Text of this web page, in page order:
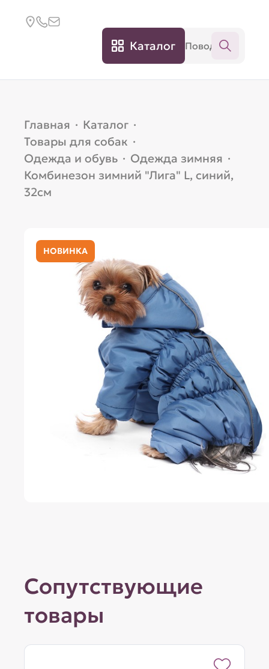
Каталог
Главная · Каталог ·
Товары для собак ·
Одежда и обувь · Одежда зимняя ·
Комбинезон зимний "Лига" L, синий,
32см
НОВИНКА
Сопутствующие
товары